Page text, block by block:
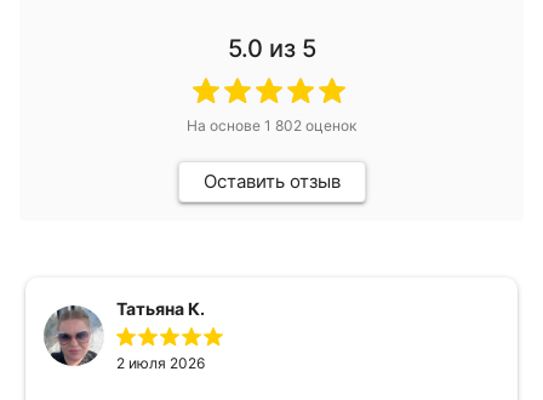
5.0 из 5
На основе 1 802 оценок
Оставить отзыв
Татьяна К.
2 июля 2026